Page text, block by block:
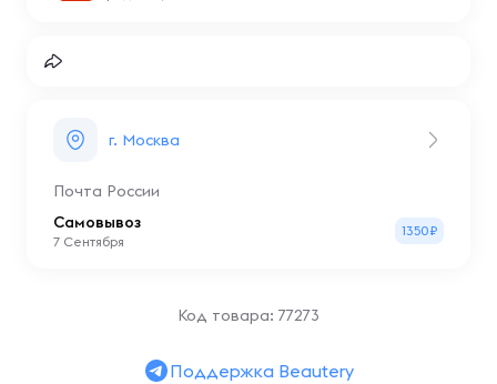
г. Москва
Почта России
Самовывоз
7 Сентября
1350₽
Код товара: 77273
Поддержка Beautery